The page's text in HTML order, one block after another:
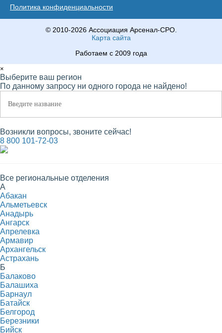
Политика конфиденциальности
© 2010-2026 Ассоциация Арсенал-СРО.
Карта сайта
Работаем с 2009 года
×
Выберите ваш регион
По данному запросу ни одного города не найдено!
Возникли вопросы, звоните сейчас!
8 800 101-72-03
Все региональные отделения
А
Абакан
Альметьевск
Анадырь
Ангарск
Апрелевка
Армавир
Архангельск
Астрахань
Б
Балаково
Балашиха
Барнаул
Батайск
Белгород
Березники
Бийск